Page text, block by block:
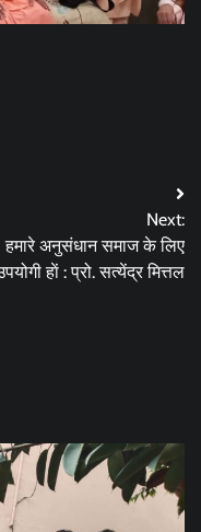
Next:
हमारे अनुसंधान समाज के लिए
हाें : प्रो. सत्येंद्र मित्तल